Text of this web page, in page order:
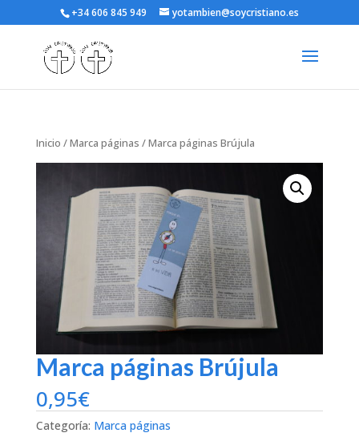
+34 606 845 949 yotambien@soycristiano.es
Inicio /Marca páginas / Marca páginas Brújula
Marca páginas Brújula
0,95€
Categoría: Marca páginas